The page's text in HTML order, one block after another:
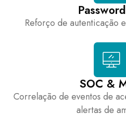
Reforço de autenticação
SOC &
Correlação de eventos de
alertas de